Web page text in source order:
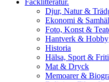
Facklitteratur.
Djur, Natur &
Ekonomi &
Foto, Konst &
Hantverk & Hobby
Historia
Hälsa, Sport &
Mat & Dryck
Memoarer &